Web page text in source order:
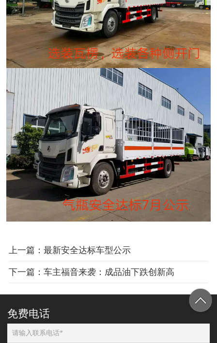
上一篇：最新安全达标车型公示
下一篇：车主福音来袭：成品油下跌创新高
免费电话